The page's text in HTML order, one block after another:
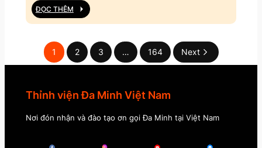
ĐỌC THÊM
1 2 3 … 164 Next
Thỉnh viện Đa Minh Việt Nam
Nơi đón nhận và đào tạo ơn gọi Đa Minh tại Việt Nam